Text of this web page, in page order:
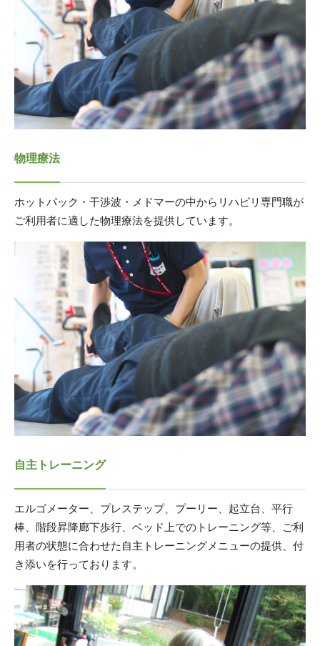
物理療法
ホットパック・干渉波・メドマーの中からリハビリ専門職が
ご利用者に適した物理療法を提供しています。
自主トレーニング
エルゴメーター、プレステップ、プーリー、起立台、平行
棒、階段昇降廊下歩行、ベッド上でのトレーニング等、ご利
用者の状態に合わせた自主トレーニングメニューの提供、付
き添いを行っております。